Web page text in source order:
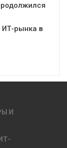
ИТ-рынка в
И